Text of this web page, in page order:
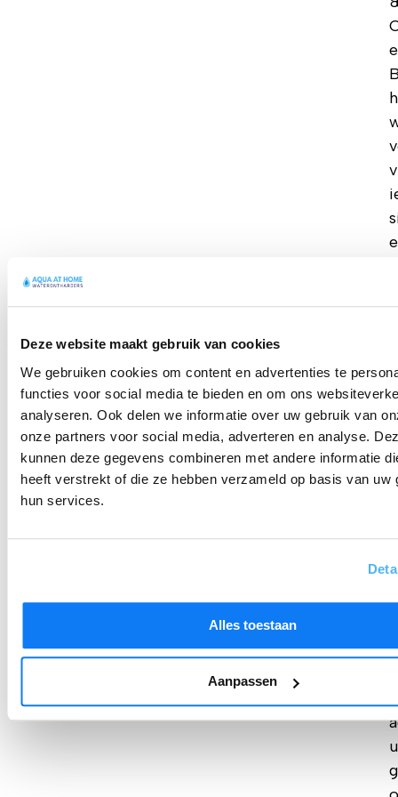
Deze website maakt gebruik van cookies
We gebruiken cookies om content en advertenties te
functies voor social media te bieden en om ons
analyseren. Ook delen we informatie over uw gebruik van
onze partners voor social media, adverteren en analyse.
kunnen deze gegevens combineren met andere informatie
heeft verstrekt of die ze hebben verzameld op basis van uw
hun services.
Alles toestaan
Aanpassen
u